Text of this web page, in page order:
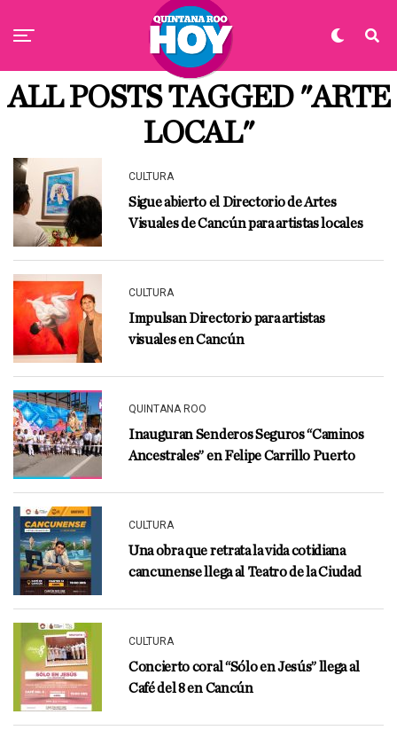
ALL POSTS TAGGED "ARTE
LOCAL"
CULTURA
Sigue abierto el Directorio de Artes
Visuales de Cancún para artistas locales
CULTURA
Impulsan Directorio para artistas
visuales en Cancún
QUINTANA ROO
Inauguran Senderos Seguros “Caminos
Ancestrales” en Felipe Carrillo Puerto
CULTURA
Una obra que retrata la vida cotidiana
cancunense llega al Teatro de la Ciudad
CULTURA
Concierto coral “Sólo en Jesús” llega al
Café del 8 en Cancún